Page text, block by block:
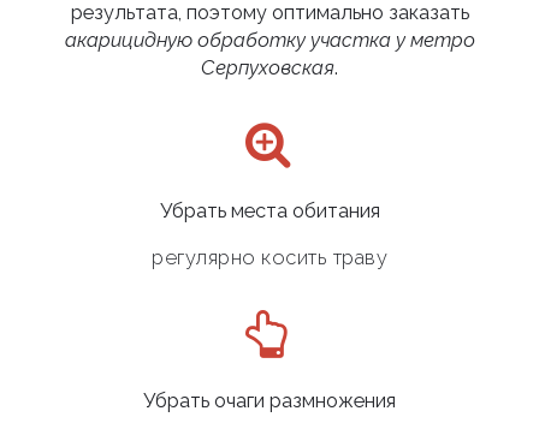
результата, поэтому оптимально заказать
акарицидную обработку участка у метро
Серпуховская.
Убрать места обитания
регулярно косить траву
Убрать очаги размножения